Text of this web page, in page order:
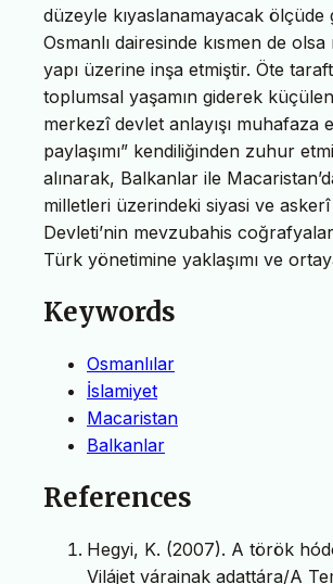
düzeyle kıyaslanamayacak ölçüde
Osmanlı dairesinde kısmen de
yapı üzerine inşa etmiştir. Öte
toplumsal yaşamın giderek
merkezî devlet anlayışı
paylaşımı” kendiliğinden zuhur
alınarak, Balkanlar ile
milletleri üzerindeki siyasi ve
Devleti’nin mevzubahis
Türk yönetimine yaklaşımı ve
Keywords
Osmanlılar
İslamiyet
Macaristan
Balkanlar
References
Hegyi, K. (2007). A török
Vilájet várainak adattára/A